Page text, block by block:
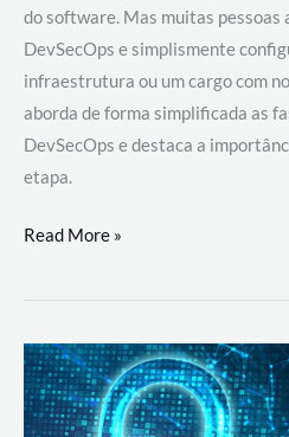
do software. Mas muitas pessoas
DevSecOps e simplismente
infraestrutura ou um cargo com
aborda de forma simplificada as
DevSecOps e destaca a
etapa.
DevSecOps
Prática:
Desenvolvimento,
Segurança
e
Read More »